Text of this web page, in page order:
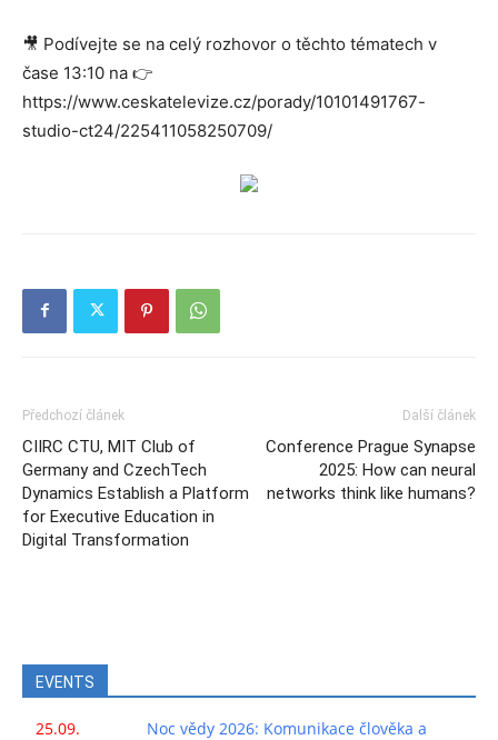
🎥 Podívejte se na celý rozhovor o těchto tématech v
čase 13:10 na 👉
https://www.ceskatelevize.cz/porady/10101491767-
studio-ct24/225411058250709/
Předchozí článek
CIIRC CTU, MIT Club of
Germany and CzechTech
Dynamics Establish a Platform
for Executive Education in
Digital Transformation
Další článek
Conference Prague Synapse
2025: How can neural
networks think like humans?
EVENTS
25.09.
Noc vědy 2026: Komunikace člověka a